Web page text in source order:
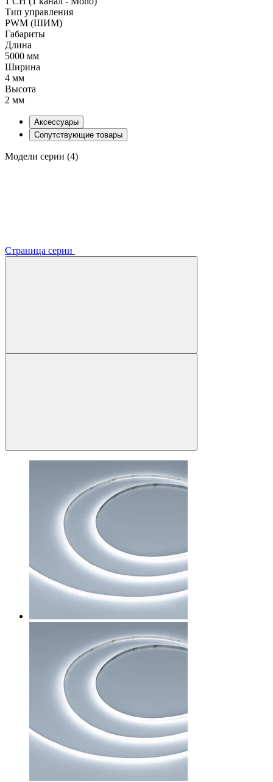
Тип управления
PWM (ШИМ)
Габариты
Длина
5000 мм
Ширина
4 мм
Высота
2 мм
Аксессуары
Сопутствующие товары
Модели серии (4)
Страница серии